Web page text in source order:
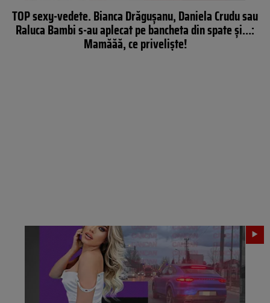
TOP sexy-vedete. Bianca Drăgușanu, Daniela Crudu sau
Raluca Bambi s-au aplecat pe bancheta din spate și…:
Mamăăă, ce priveliște!